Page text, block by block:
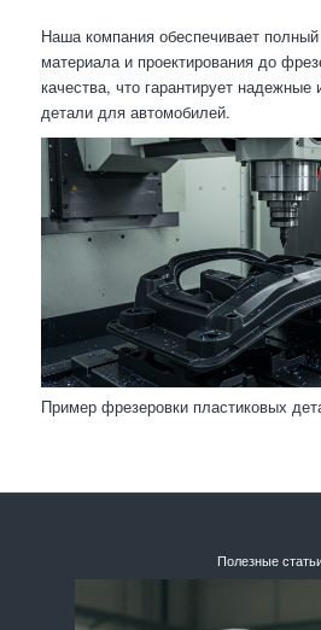
Наша компания обеспечивает
материала и проектирования до
качества, что гарантирует
детали для автомобилей.
Пример фрезеровки пластиковых
Полезные